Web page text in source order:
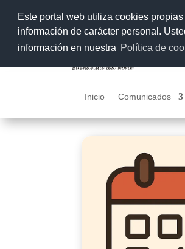
Este portal web utiliza cookies
información de carácter personal.
información en nuestra Política de
Inicio Comunicados